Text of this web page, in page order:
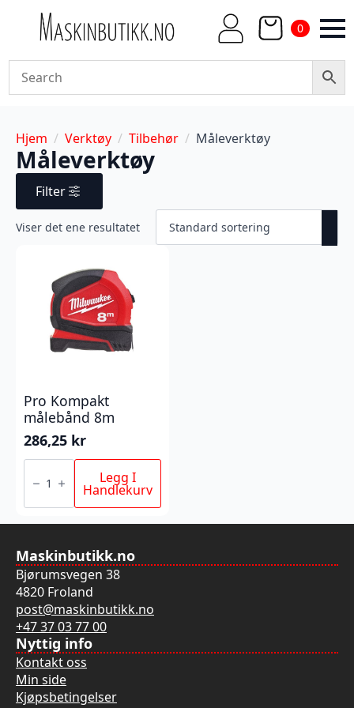
0
Hjem Verktøy Tilbehør Måleverktøy
Måleverktøy
Filter
Viser det ene resultatet
Pro Kompakt
målebånd 8m
286,25 kr
Pro
målebånd
antall
Legg I
Handlekurv
Maskinbutikk.no
Bjørumsvegen 38
4820 Froland
post@maskinbutikk.no
+47 37 03 77 00
Nyttig info
Kontakt oss
Min side
Kjøpsbetingelser